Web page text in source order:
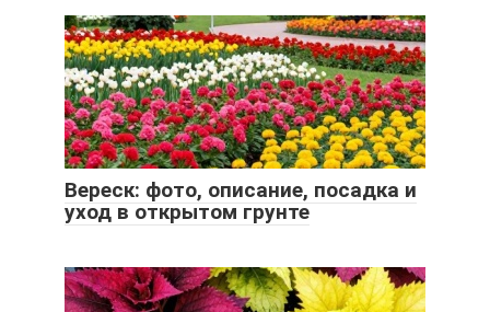
Вереск: фото, описание, посадка и
уход в открытом грунте